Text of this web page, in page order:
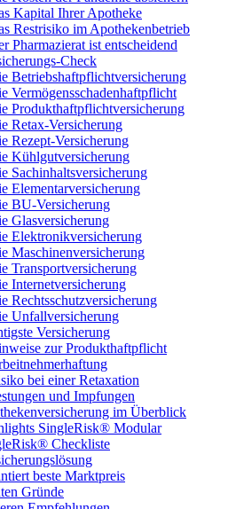
Kapital Ihrer Apotheke
Restrisiko im Apothekenbetrieb
Pharmazierat ist entscheidend
Check
Betriebshaftpflichtversicherung
Vermögensschadenhaftpflicht
Produkthaftpflichtversicherung
Retax-Versicherung
Rezept-Versicherung
Kühlgutversicherung
Sachinhaltsversicherung
Elementarversicherung
BU-Versicherung
Glasversicherung
Elektronikversicherung
Maschinenversicherung
Transportversicherung
Internetversicherung
Rechtsschutzversicherung
Unfallversicherung
Versicherung
zur Produkthaftpflicht
bei einer Retaxation
und Impfungen
im Überblick
SingleRisk® Modular
Checkliste
beste Marktpreis
Gründe